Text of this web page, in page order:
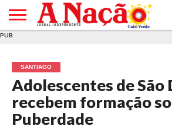
E DE
COOKIES
DE
UTILIZAÇÃO
PUB
SANTIAGO
Adolescentes de São
recebem formação
Puberdade